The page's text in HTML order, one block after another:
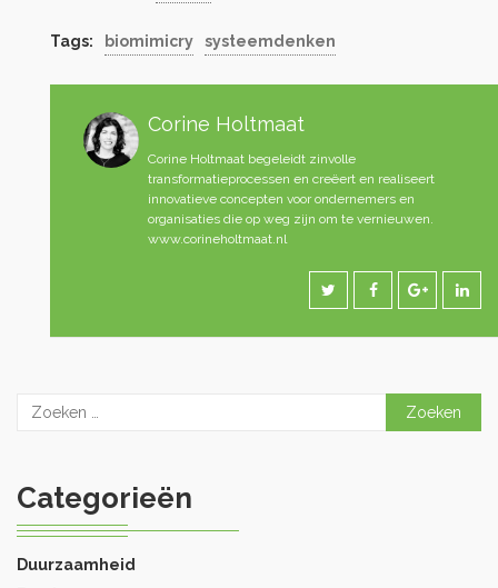
Tags: biomimicry systeemdenken
Corine Holtmaat
Corine Holtmaat begeleidt zinvolle
transformatieprocessen en creëert en realiseert
innovatieve concepten voor ondernemers en
organisaties die op weg zijn om te vernieuwen.
www.corineholtmaat.nl
Zoeken
Categorieën
Duurzaamheid